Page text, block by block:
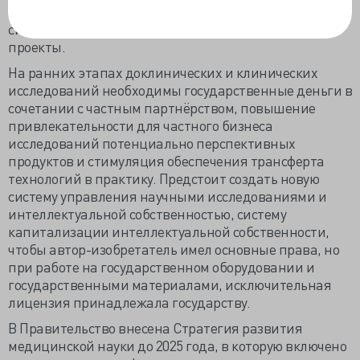
система стажировок, обмена опытом и совместные
проекты.
На ранних этапах доклинических и клинических
исследований необходимы государственные деньги в
сочетании с частным партнёрством, повышение
привлекательности для частного бизнеса
исследований потенциально перспективных
продуктов и стимуляция обеспечения трансферта
технологий в практику. Предстоит создать новую
систему управления научными исследованиями и
интеллектуальной собственностью, систему
капитализации интеллектуальной собственности,
чтобы автор-изобретатель имел основные права, но
при работе на государственном оборудовании и
государственными материалами, исключительная
лицензия принадлежала государству.
В Правительство внесена Стратегия развития
медицинской науки до 2025 года, в которую включено